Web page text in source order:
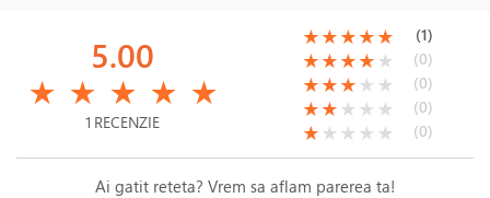
5.00
★ ★ ★ ★ ★
1 RECENZIE
(*)
★(*)
★(*)
★(*)
★(*)
★ (1)
(*)
★(*)
★(*)
★(*)
★( )
★ (0)
(*)
★(*)
★(*)
★( )
★ ( )
★ (0)
(*)
★(*)
★( )
★ ( )
★ ( )
★ (0)
(*)
★( )
★ ( )
★ ( )
★ ( )
★ (0)
Ai gatit reteta? Vrem sa aflam parerea ta!